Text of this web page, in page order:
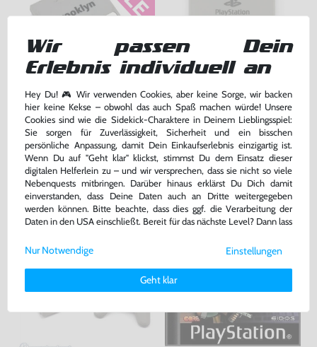
Memory Card / Memorycard /
Speicherkarte 1 MB / 15 Blocks
[verschiedene Farben &
Hersteller]
gebraucht
-20% 5,00 €
jetzt nur4,00 €
Warenkorb
Original Sony Memory Card /
Speicherkarte #grau / SCPH-
1020
gebraucht
nur29,99 €
Warenkorb
Wir passen Dein
Erlebnis individuell an
Hey Du! 🎮 Wir verwenden Cookies, aber keine Sorge, wir backen
hier keine Kekse – obwohl das auch Spaß machen würde! Unsere
Cookies sind wie die Sidekick-Charaktere in Deinem Lieblingsspiel:
Sie sorgen für Zuverlässigkeit, Sicherheit und ein bisschen
persönliche Anpassung, damit Dein Einkaufserlebnis einzigartig ist.
Wenn Du auf "Geht klar" klickst, stimmst Du dem Einsatz dieser
digitalen Helferlein zu – und wir versprechen, dass sie nicht so viele
Nebenquests mitbringen. Darüber hinaus erklärst Du Dich damit
einverstanden, dass Deine Daten auch an Dritte weitergegeben
werden können. Bitte beachte, dass dies ggf. die Verarbeitung der
Daten in den USA einschließt. Bereit für das nächste Level? Dann lass
Weitere Informationen zu den von uns verwendeten Cookies und
Deinen Rechten als Nutzer findest Du in unsererDaten­schutz­
Impressum.
Einstellungen
Geht klar
Nur Notwendige